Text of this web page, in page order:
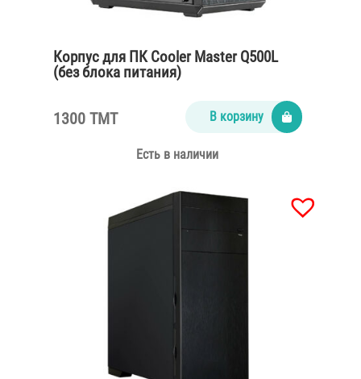
Корпус для ПК Cooler Master Q500L
(без блока питания)
1300 TMT В корзину
Есть в наличии